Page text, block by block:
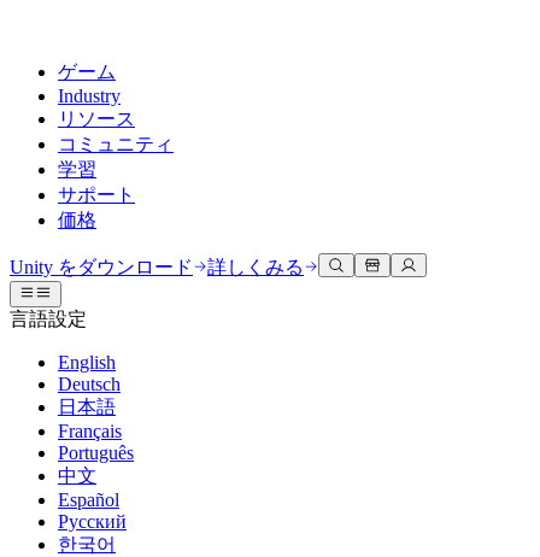
ゲーム
Industry
リソース
コミュニティ
学習
サポート
価格
Unityエンジン
任意のプラットフォーム向けに2Dおよび3Dゲームを構築
共同作業
チームでの共同作業と迅速なイテレーション
Unity をダウンロード
プランと価格
デプロイ
3Dコラボレーション
リアルタイムで3Dプロジェクトを構築およびレビューする
没入型トレーニング
没入型環境でのトレーニング
顧客体験
インタラクティブな3D体験を作成する
業界
ドキュメント
公式ユーザーマニュアルとAPIリファレンス
開発者ツール
リリースバージョンと問題追跡
ロードマップ
今後の機能をレビューする
ディスカッション
議論、問題解決、つながる
イベント
グローバルおよびローカルイベント
コミュニティストーリー
Made with Unity
Unityクリエイターの紹介
Unity Learn
無料でUnityスキルをマスターする
プロフェッショナルトレーニング
Unityトレーナーでチームをレベルアップ
Unity初心者向け
スタートガイド
学習を開始しましょう
ヘルプを得る
Unityで成功するためのサポート
Success Plan
専門的なサポートで目標を早く達成する
FAQ
よくある質問への回答
お問い合わせ
Unity をダウンロード 詳しくみる
言語設定
English
Deutsch
日本語
Français
Português
中文
Español
Русский
한국어